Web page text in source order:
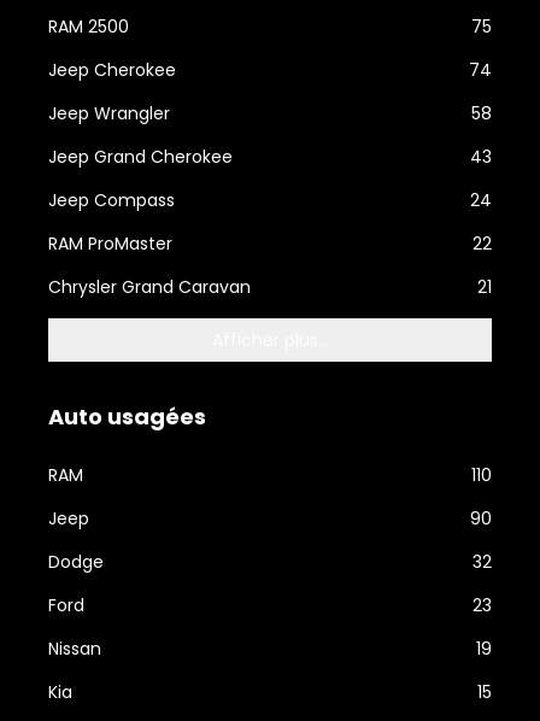
RAM 2500
75
Jeep Cherokee
74
Jeep Wrangler
58
Jeep Grand Cherokee
43
Jeep Compass
24
RAM ProMaster
22
Chrysler Grand Caravan
21
Auto usagées
RAM
110
Jeep
90
Dodge
32
Ford
23
Nissan
19
Kia
15